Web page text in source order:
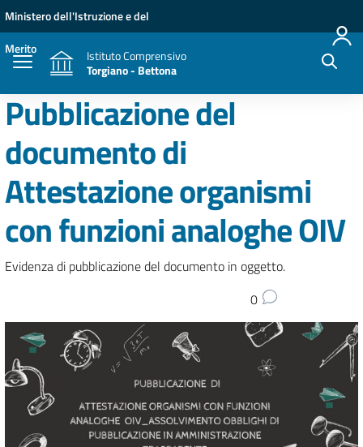
Vai ai contenuti
Vai al menu di navigazione
Vai al footer
Ministero dell'Istruzione e del
Merito
Istituto Comprensivo
Torgiano - Bettona
Pubblicazione del
documento di
Attestazione organismi
con funzioni analoghe OIV
Evidenza di pubblicazione del documento in oggetto.
0